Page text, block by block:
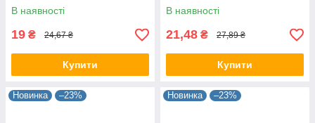
В наявності
19 ₴ 24,67 ₴
Купити
В наявності
21,48 ₴ 27,89 ₴
Купити
Новинка –23% Новинка –23%